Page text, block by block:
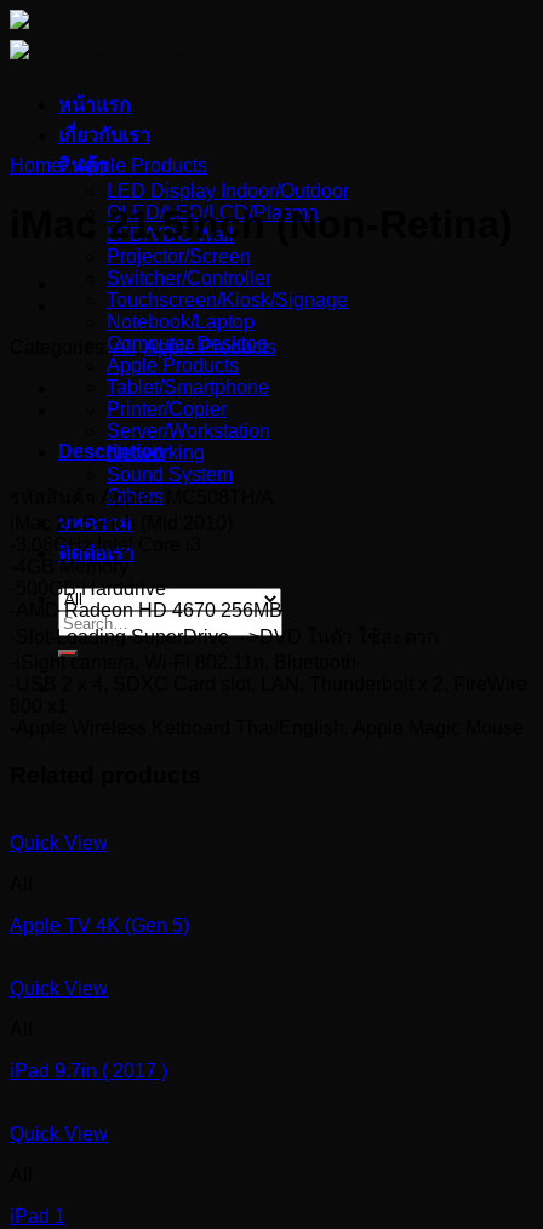
Skip
to
content
หน้าแรก
เกี่ยวกับเรา
สินค้า
LED Display Indoor/Outdoor
OLED/LED/LCD/Plasma
LFD/VDO Wall
Projector/Screen
Switcher/Controller
Touchscreen/Kiosk/Signage
Notebook/Laptop
Computer Desktop
Apple Products
Tablet/Smartphone
Printer/Copier
Server/Workstation
Networking
Sound System
Others
บทความ
ติดต่อเรา
Search
for:
Home / Apple Products
iMac 21.5inch (Non-Retina)
Categories:All,Apple Products
Description
รหัสสินค้า Apple : MC508TH/A
iMac 21.5-inch (Mid 2010)
-3.06GHz Intel Core i3
-4GB Memory
-500GB Harddrive
-AMD Radeon HD 4670 256MB
-Slot-Loading SuperDrive—>DVD ในตัว ใช้สะดวก
-iSight camera, Wi-Fi 802.11n, Bluetooth
Quick View
Apple TV 4K (Gen 5)
Quick View
iPad 9.7in ( 2017 )
Quick View
iPad 1